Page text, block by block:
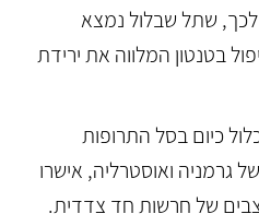
שתל שבלול נמצא
בטנטון המלווה את ירידת
כיום בסל התרופות
גרמניה ואוסטרליה, אישרו
של חרשות חד צדדית.